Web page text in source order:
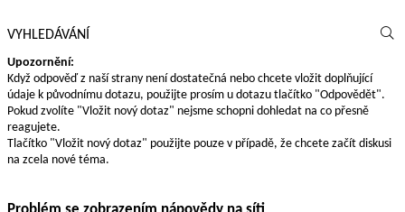
VYHLEDÁVÁNÍ
Upozornění:
Když odpověď z naší strany není dostatečná nebo chcete vložit doplňující
údaje k původnímu dotazu, použijte prosím u dotazu tlačítko "Odpovědět".
Pokud zvolíte "Vložit nový dotaz" nejsme schopni dohledat na co přesně
reagujete.
Tlačítko "Vložit nový dotaz" použijte pouze v případě, že chcete začít diskusi
na zcela nové téma.